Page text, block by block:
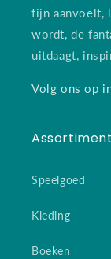
fijn aanvoelt,
wordt, de
uitdaagt,
Volg ons op
Assortiment
Speelgoed
Kleding
Boeken